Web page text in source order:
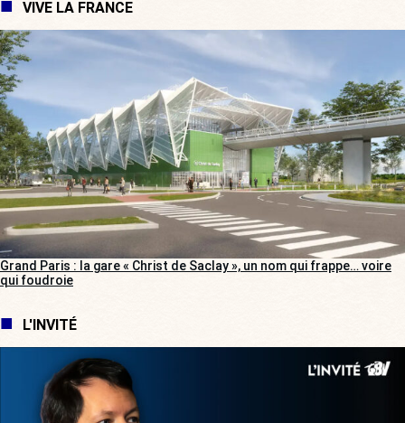
VIVE LA FRANCE
Grand Paris : la gare « Christ de Saclay », un nom qui frappe… voire
qui foudroie
L'INVITÉ